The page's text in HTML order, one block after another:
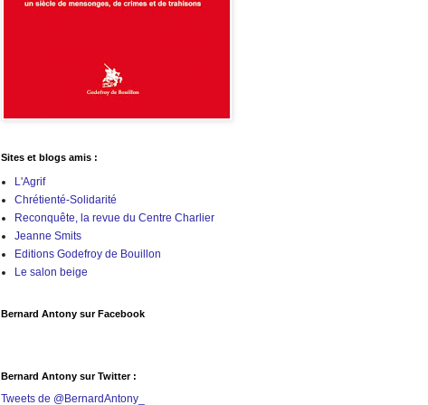
Sites et blogs amis :
L'Agrif
Chrétienté-Solidarité
Reconquête, la revue du Centre Charlier
Jeanne Smits
Editions Godefroy de Bouillon
Le salon beige
Bernard Antony sur Facebook
Bernard Antony sur Twitter :
Tweets de @BernardAntony_